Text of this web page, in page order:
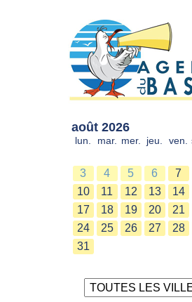
août 2026
lun. mar. mer. jeu. ven.
3
4 5 6 7
10
11 12 13 14
17
18 19 20 21
24
25 26 27 28
31